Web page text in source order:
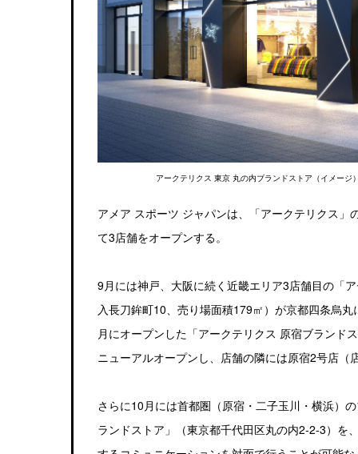
アークテリクス 東京 丸の内ブランドストア（イメージ
アメア スポーツ ジャパンは、「アークテリクス
て3店舗をオープンする。
9月には神戸、大阪に続く近畿エリア3店舗目の「
入長刀鉾町10、売り場面積179㎡）が京都四条烏
月にオープンした「アークテリクス 原宿ブランド
ニューアルオープンし、店舗の隣には原宿2号店
さらに10月には首都圏（原宿・二子玉川・横浜）
ランドストア」（東京都千代田区丸の内2-2-3）を